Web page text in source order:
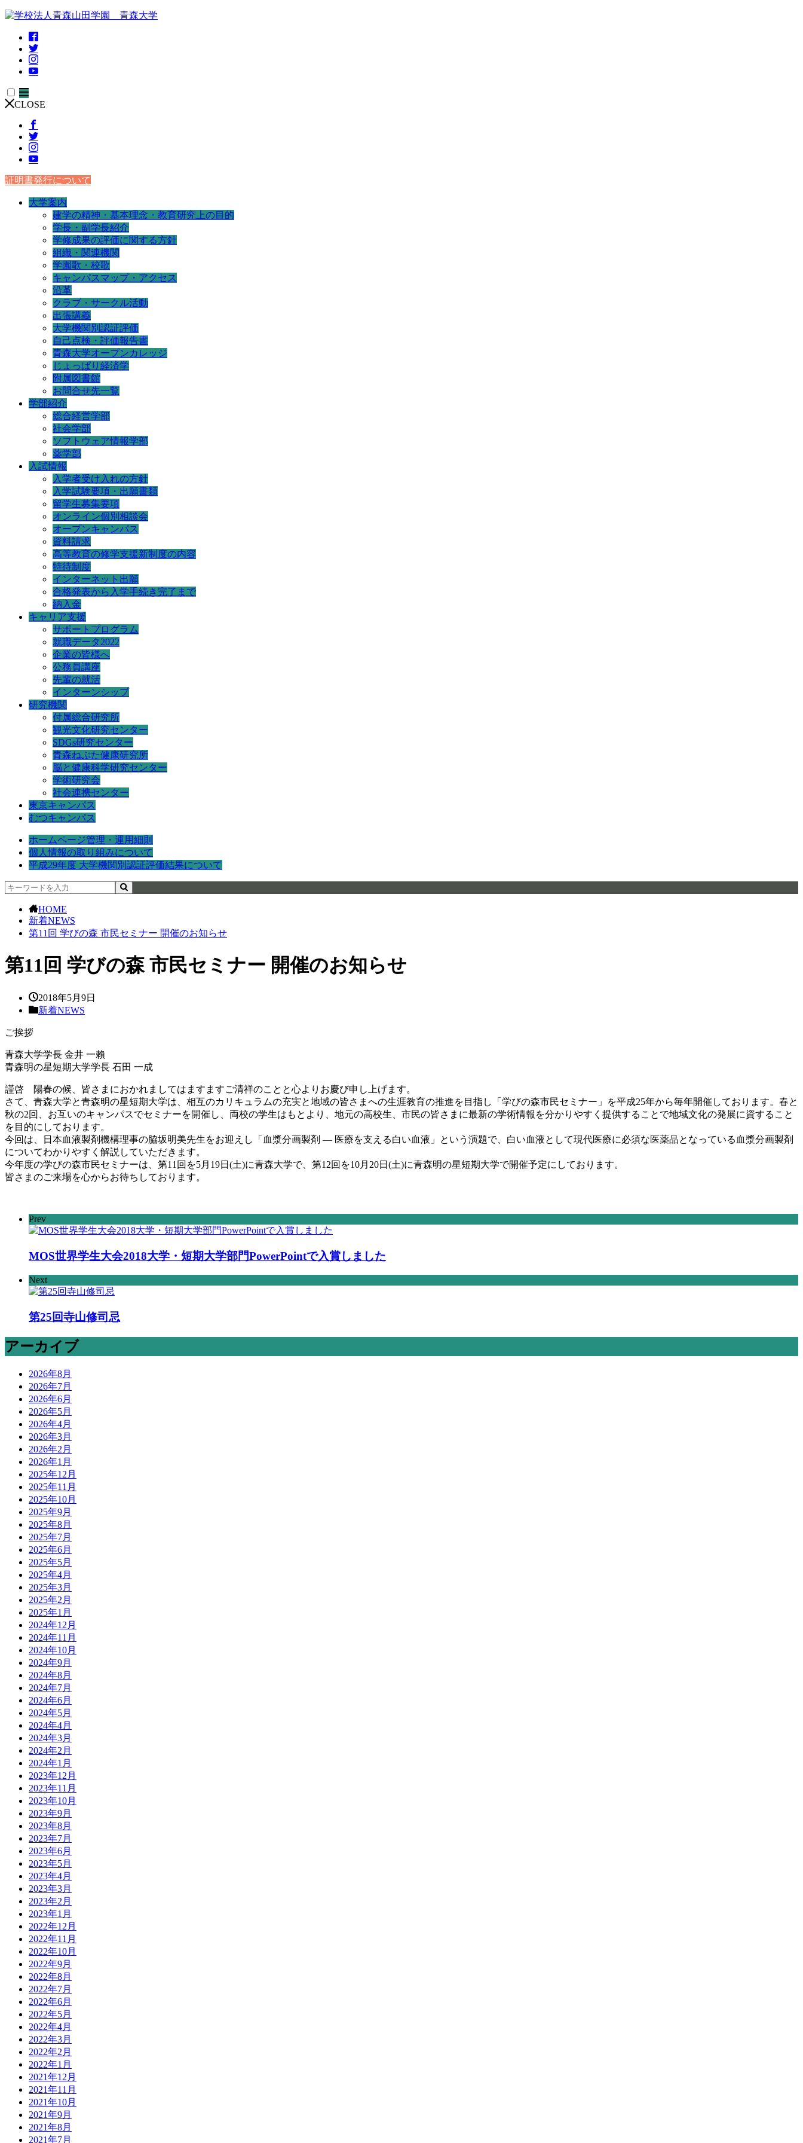
CLOSE
証明書発行について
大学案内
建学の精神・基本理念・教育研究上の目的
学長・副学長紹介
学修成果の評価に関する方針
組織・関連機関
学園歌・校歌
キャンパスマップ・アクセス
沿革
クラブ・サークル活動
出張講義
大学機関別認証評価
自己点検・評価報告書
青森大学オープンカレッジ
じょっぱり経済学
附属図書館
お問合せ先一覧
学部紹介
総合経営学部
社会学部
ソフトウェア情報学部
薬学部
入試情報
入学者受け入れの方針
入学試験要項・出願書類
留学生募集要項
オンライン個別相談会
オープンキャンパス
資料請求
高等教育の修学支援新制度の内容
特待制度
インターネット出願
合格発表から入学手続き完了まで
納入金
キャリア支援
サポートプログラム
就職データ2022
企業の皆様へ
公務員講座
先輩の就活
インターンシップ
研究機関
付属総合研究所
観光文化研究センター
SDGs研究センター
青森ねぶた健康研究所
脳と健康科学研究センター
学術研究会
社会連携センター
東京キャンパス
むつキャンパス
ホームページ管理・運用細則
個人情報の取り組みについて
平成29年度 大学機関別認証評価結果について
HOME
新着NEWS
第11回 学びの森 市民セミナー 開催のお知らせ
第11回 学びの森 市民セミナー 開催のお知らせ
2018年5月9日
新着NEWS
ご挨拶
青森大学学長 金井 一賴
青森明の星短期大学学長 石田 一成
謹啓 陽春の候、皆さまにおかれましてはますますご清祥のことと心よりお慶び申し上げます。
さて、青森大学と青森明の星短期大学は、相互のカリキュラムの充実と地域の皆さまへの生涯教育の推進を目指し「学びの森市民セミナー」を平成25年から毎年開催しております。春と
秋の2回、お互いのキャンパスでセミナーを開催し、両校の学生はもとより、地元の高校生、市民の皆さまに最新の学術情報を分かりやすく提供することで地域文化の発展に資すること
を目的にしております。
今回は、日本血液製剤機構理事の脇坂明美先生をお迎えし「血漿分画製剤 ― 医療を支える白い血液」という演題で、白い血液として現代医療に必須な医薬品となっている血漿分画製剤
についてわかりやすく解説していただきます。
今年度の学びの森市民セミナーは、第11回を5月19日(土)に青森大学で、第12回を10月20日(土)に青森明の星短期大学で開催予定にしております。
皆さまのご来場を心からお待ちしております。
Prev
MOS世界学生大会2018大学・短期大学部門PowerPointで入賞しました
Next
第25回寺山修司忌
アーカイブ
2026年8月
2026年7月
2026年6月
2026年5月
2026年4月
2026年3月
2026年2月
2026年1月
2025年12月
2025年11月
2025年10月
2025年9月
2025年8月
2025年7月
2025年6月
2025年5月
2025年4月
2025年3月
2025年2月
2025年1月
2024年12月
2024年11月
2024年10月
2024年9月
2024年8月
2024年7月
2024年6月
2024年5月
2024年4月
2024年3月
2024年2月
2024年1月
2023年12月
2023年11月
2023年10月
2023年9月
2023年8月
2023年7月
2023年6月
2023年5月
2023年4月
2023年3月
2023年2月
2023年1月
2022年12月
2022年11月
2022年10月
2022年9月
2022年8月
2022年7月
2022年6月
2022年5月
2022年4月
2022年3月
2022年2月
2022年1月
2021年12月
2021年11月
2021年10月
2021年9月
2021年8月
2021年7月